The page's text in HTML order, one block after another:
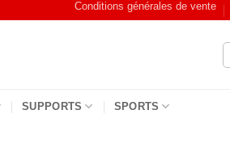
Conditions générales de vente
SUPPORTS SPORTS